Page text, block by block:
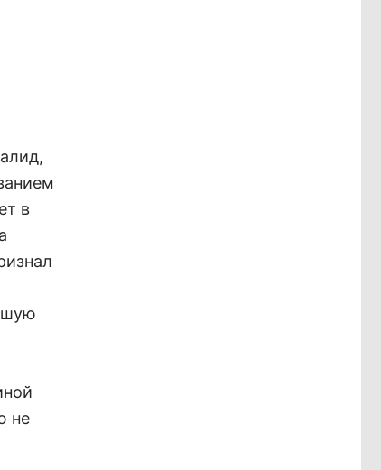
в
не